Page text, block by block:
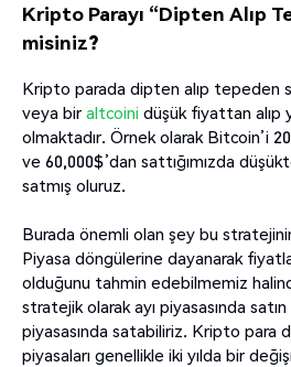
Kripto Parayı “Dipten Alıp
misiniz?
Kripto parada dipten alıp tepeden
veya bir altcoini düşük fiyattan alıp
olmaktadır. Örnek olarak Bitcoin’i
ve 60,000$’dan sattığımızda
satmış oluruz.
Burada önemli olan şey bu
Piyasa döngülerine dayanarak
olduğunu tahmin edebilmemiz
stratejik olarak ayı piyasasında
piyasasında satabiliriz. Kripto para
piyasaları genellikle iki yılda bir